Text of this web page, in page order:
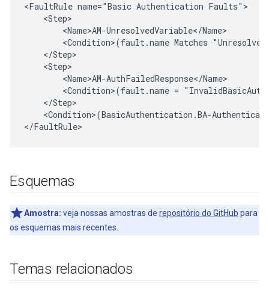
<FaultRule name="Basic Authentication Faults">
    <Step>
        <Name>AM-UnresolvedVariable</Name>
<Condition>(fault.name Matches
    </Step>
    <Step>
        <Name>AM-AuthFailedResponse</Name>
<Condition>(fault.name =
    </Step>
<Condition>(BasicAuthentication.BA-
</FaultRule>
Esquemas
Amostra: veja nossas amostras de repositório do GitHub para
os esquemas mais recentes.
Temas relacionados